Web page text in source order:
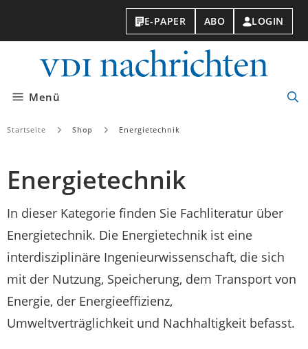
E-PAPER ABO LOGIN
Menü
Startseite Shop Energietechnik
Energietechnik
In dieser Kategorie finden Sie Fachliteratur über
Energietechnik. Die Energietechnik ist eine
interdisziplinäre Ingenieurwissenschaft, die sich
mit der Nutzung, Speicherung, dem Transport von
Energie, der Energieeffizienz,
Umweltverträglichkeit und Nachhaltigkeit befasst.